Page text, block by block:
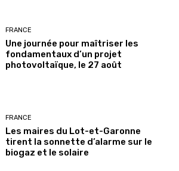
FRANCE
Une journée pour maîtriser les
fondamentaux d’un projet
photovoltaïque, le 27 août
FRANCE
Les maires du Lot-et-Garonne
tirent la sonnette d’alarme sur le
biogaz et le solaire